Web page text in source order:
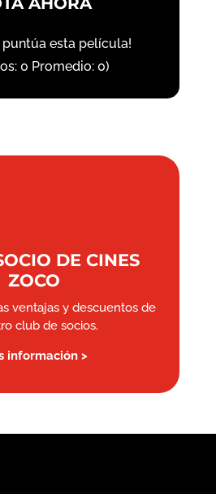
puntúa esta película!
0 Promedio: 0)
DE CINES
ZOCO
ventajas y descuentos de
club de socios.
información >